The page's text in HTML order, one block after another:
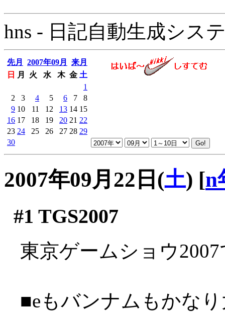
hns - 日記自動生成シス
先月 2007年09月
来月
日
月 火 水 木 金 土
1
2
3 4 5 6 7
8
9 10 11 12 13 14 15
16 17 18 19 20 21 22
23 24 25 26 27 28 29
30
2007年09月22日(土) [n
#1 TGS2007
東京ゲームショウ
■eもバンナムもかな